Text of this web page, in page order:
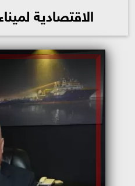
الاقتصادية